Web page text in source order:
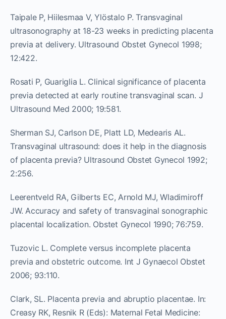
Taipale P, Hiilesmaa V, Ylöstalo P. Transvaginal
ultrasonography at 18-23 weeks in predicting placenta
previa at delivery. Ultrasound Obstet Gynecol 1998;
12:422.
Rosati P, Guariglia L. Clinical significance of placenta
previa detected at early routine transvaginal scan. J
Ultrasound Med 2000; 19:581.
Sherman SJ, Carlson DE, Platt LD, Medearis AL.
Transvaginal ultrasound: does it help in the diagnosis
of placenta previa? Ultrasound Obstet Gynecol 1992;
2:256.
Leerentveld RA, Gilberts EC, Arnold MJ, Wladimiroff
JW. Accuracy and safety of transvaginal sonographic
placental localization. Obstet Gynecol 1990; 76:759.
Tuzovic L. Complete versus incomplete placenta
previa and obstetric outcome. Int J Gynaecol Obstet
2006; 93:110.
Clark, SL. Placenta previa and abruptio placentae. In:
Creasy RK, Resnik R (Eds): Maternal Fetal Medicine: